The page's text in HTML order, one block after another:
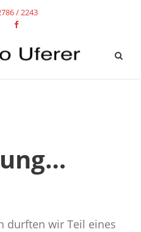
/ 2243
durften wir Teil eines